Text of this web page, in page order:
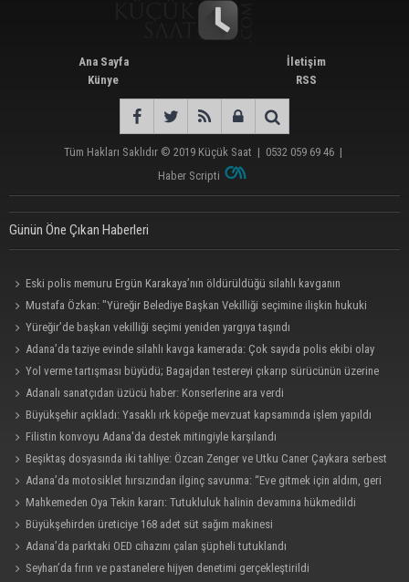
Ana Sayfa
Künye
İletişim
RSS
Tüm Hakları Saklıdır © 2019 Küçük Saat | 0532 059 69 46 |
Haber Scripti
Günün Öne Çıkan Haberleri
Eski polis memuru Ergün Karakaya’nın öldürüldüğü silahlı kavganın
görüntüleri ortaya çıktı
Mustafa Özkan: "Yüreğir Belediye Başkan Vekilliği seçimine ilişkin hukuki
süreç başlatıldı"
Yüreğir’de başkan vekilliği seçimi yeniden yargıya taşındı
Adana’da taziye evinde silahlı kavga kamerada: Çok sayıda polis ekibi olay
yerine sevk edildi
Yol verme tartışması büyüdü; Bagajdan testereyi çıkarıp sürücünün üzerine
yürüdü
Adanalı sanatçıdan üzücü haber: Konserlerine ara verdi
Büyükşehir açıkladı: Yasaklı ırk köpeğe mevzuat kapsamında işlem yapıldı
Filistin konvoyu Adana'da destek mitingiyle karşılandı
Beşiktaş dosyasında iki tahliye: Özcan Zenger ve Utku Caner Çaykara serbest
bırakıldı
Adana’da motosiklet hırsızından ilginç savunma: “Eve gitmek için aldım, geri
verecektim”
Mahkemeden Oya Tekin kararı: Tutukluluk halinin devamına hükmedildi
Büyükşehirden üreticiye 168 adet süt sağım makinesi
Adana’da parktaki OED cihazını çalan şüpheli tutuklandı
Seyhan’da fırın ve pastanelere hijyen denetimi gerçekleştirildi